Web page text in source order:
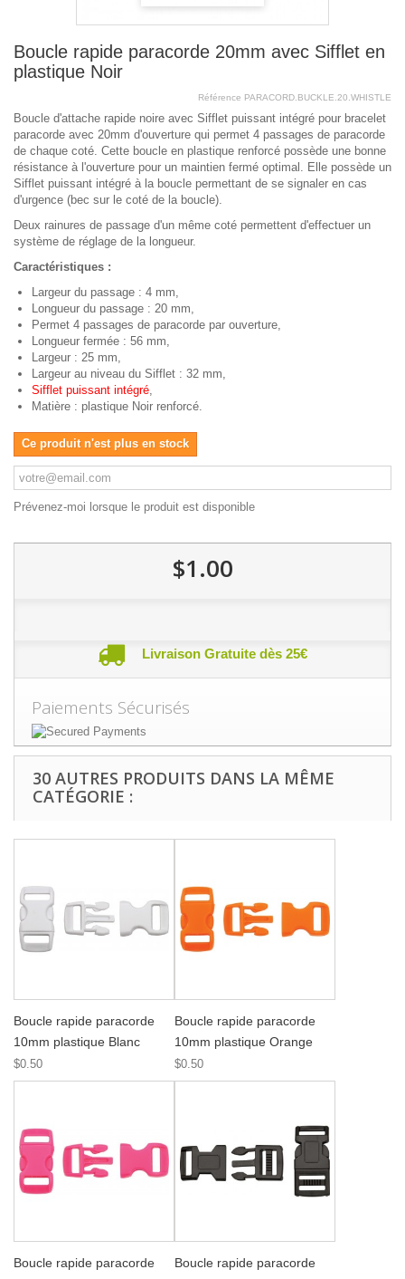
Boucle rapide paracorde 20mm avec Sifflet en
plastique Noir
Référence PARACORD.BUCKLE.20.WHISTLE
Boucle d'attache rapide noire avec Sifflet puissant intégré pour bracelet
paracorde avec 20mm d'ouverture qui permet 4 passages de paracorde
de chaque coté. Cette boucle en plastique renforcé possède une bonne
résistance à l'ouverture pour un maintien fermé optimal. Elle possède un
Sifflet puissant intégré à la boucle permettant de se signaler en cas
d'urgence (bec sur le coté de la boucle).
Deux rainures de passage d'un même coté permettent d'effectuer un
système de réglage de la longueur.
Caractéristiques :
Largeur du passage : 4 mm,
Longueur du passage : 20 mm,
Permet 4 passages de paracorde par ouverture,
Longueur fermée : 56 mm,
Largeur : 25 mm,
Largeur au niveau du Sifflet : 32 mm,
Sifflet puissant intégré,
Matière : plastique Noir renforcé.
Ce produit n'est plus en stock
Prévenez-moi lorsque le produit est disponible
$1.00
Livraison Gratuite dès 25€
Paiements Sécurisés
30 AUTRES PRODUITS DANS LA MÊME
CATÉGORIE :
Boucle rapide paracorde
10mm plastique Blanc
$0.50
Boucle rapide paracorde
10mm plastique Orange
$0.50
Boucle rapide paracorde
Boucle rapide paracorde